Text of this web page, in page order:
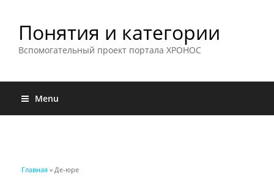
Понятия и категории
Вспомогательный проект портала ХРОНОС
Menu
Вы здесь
Главная » Де-юре